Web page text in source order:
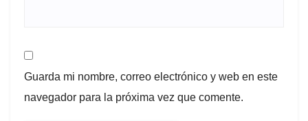
Guarda mi nombre, correo electrónico y web en este
navegador para la próxima vez que comente.